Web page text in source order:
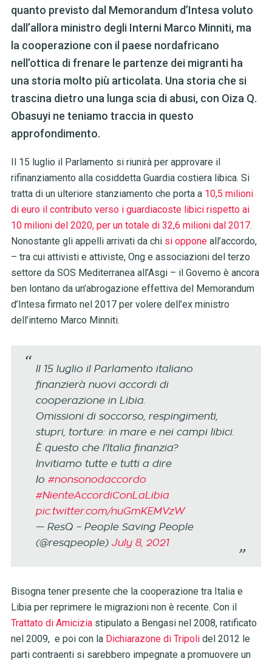
quanto previsto dal Memorandum d’Intesa voluto
dall’allora ministro degli Interni Marco Minniti, ma
la cooperazione con il paese nordafricano
nell’ottica di frenare le partenze dei migranti ha
una storia molto più articolata. Una storia che si
trascina dietro una lunga scia di abusi, con Oiza Q.
Obasuyi ne teniamo traccia in questo
approfondimento.
Il 15 luglio il Parlamento si riunirà per approvare il
rifinanziamento alla cosiddetta Guardia costiera libica. Si
tratta di un ulteriore stanziamento che porta a 10,5 milioni
di euro il contributo verso i guardiacoste libici rispetto ai
10 milioni del 2020, per un totale di 32,6 milioni dal 2017.
Nonostante gli appelli arrivati da chi si opponeall’accordo,
– tra cui attivisti e attiviste, Ong e associazioni del terzo
settore da SOS Mediterranea all’Asgi – il Governo è ancora
ben lontano da un’abrogazione effettiva del Memorandum
d’Intesa firmato nel 2017 per volere dell’ex ministro
dell’interno Marco Minniti.
Il 15 luglio il Parlamento italiano
finanzierà nuovi accordi di
cooperazione in Libia.
Omissioni di soccorso, respingimenti,
stupri, torture: in mare e nei campi libici.
È questo che l'Italia finanzia?
Invitiamo tutte e tutti a dire
Io #nonsonodaccordo
#NienteAccordiConLaLibia
pic.twitter.com/nuGmKEMVzW
— ResQ – People Saving People
(@resqpeople) July 8, 2021
Bisogna tener presente che la cooperazione tra Italia e
Libia per reprimere le migrazioni non è recente. Con il
Trattato di Amiciziastipulato a Bengasi nel 2008, ratificato
nel 2009, e poi con la Dichiarazone di Tripolidel 2012 le
parti contraenti si sarebbero impegnate a promuovere un